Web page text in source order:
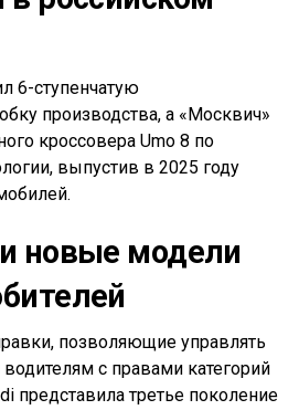
6-ступенчатую
производства, а «Москвич»
кроссовера Umo 8 по
выпустив в 2025 году
новые модели
позволяющие управлять
с правами категорий
представила третье поколение